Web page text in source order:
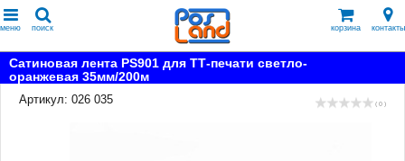
меню поиск корзина контакты
Сатиновая лента PS901 для ТТ-печати светло-
оранжевая 35мм/200м
Артикул: 026 035
( 0 )